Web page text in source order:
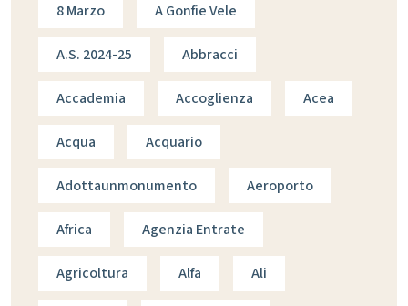
8 Marzo A Gonfie Vele
A.s. 2024-25 Abbracci
Accademia Accoglienza Acea
Acqua Acquario
Adottaunmonumento Aeroporto
Africa Agenzia Entrate
Agricoltura Alfa Ali